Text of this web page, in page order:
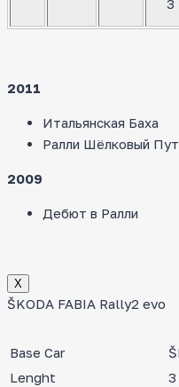
3
2011
Итальянская Баха
Ралли Шёлковый
2009
Дебют в Ралли
Х
ŠKODA FABIA Rally2 evo
Base Car
Lenght
3